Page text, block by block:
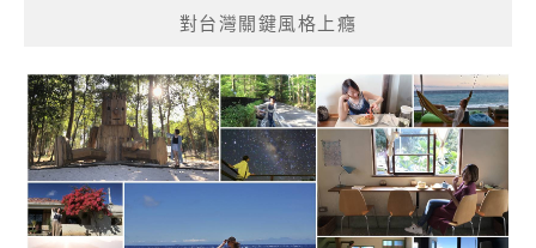
對台灣關鍵風格上癮